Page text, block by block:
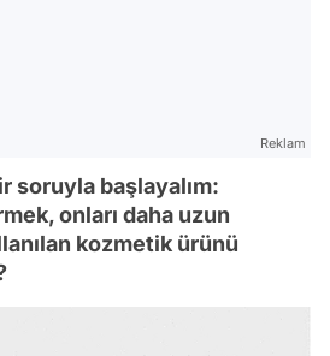
Reklam
soruyla başlayalım:
onları daha uzun
kozmetik ürünü